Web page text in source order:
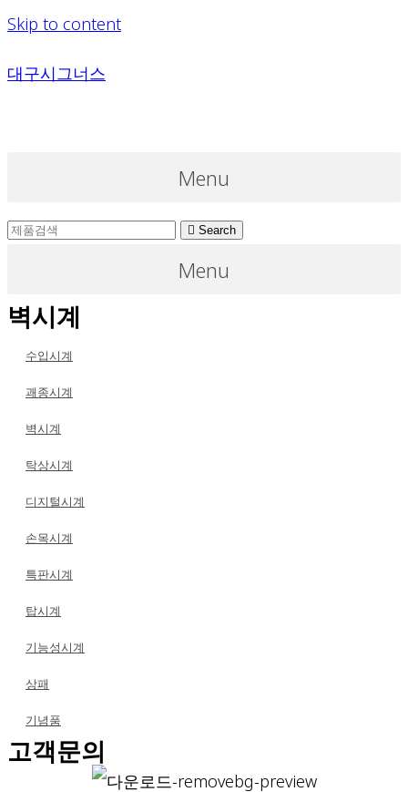
Skip to content
대구시그너스
Menu
Search
Menu
벽시계
수입시계
괘종시계
벽시계
탁상시계
디지털시계
손목시계
특판시계
탑시계
기능성시계
상패
기념품
고객문의